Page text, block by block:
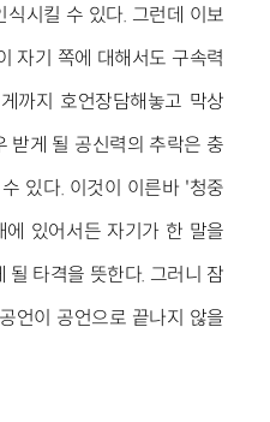
시킬 수 있다. 그런데 이보
자기 쪽에 대해서도 구속력
까지 호언장담해놓고 막상
받게 될 공신력의 추락은 충
있다. 이것이 이른바 '청중
에 있어서든 자기가 한 말을
될 타격을 뜻한다. 그러니 잠
언이 공언으로 끝나지 않을